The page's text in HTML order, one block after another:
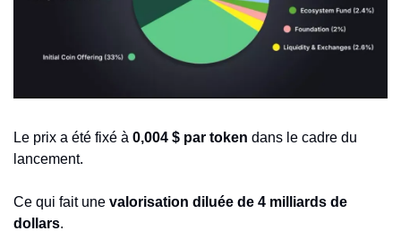
Le prix a été fixé à 0,004 $ par token dans le cadre du
lancement.
Ce qui fait une valorisation diluée de 4 milliards de
dollars.